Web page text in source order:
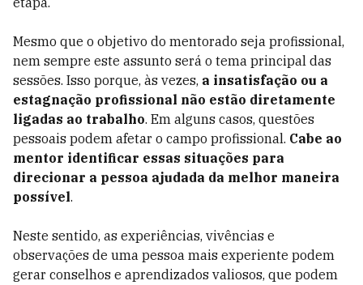
Mesmo que o objetivo do mentorado seja profissional,
nem sempre este assunto será o tema principal das
sessões. Isso porque, às vezes, a insatisfação ou a
estagnação profissional não estão diretamente
ligadas ao trabalho. Em alguns casos, questões
pessoais podem afetar o campo profissional. Cabe ao
mentor identificar essas situações para
direcionar a pessoa ajudada da melhor maneira
possível.
Neste sentido, as experiências, vivências e
observações de uma pessoa mais experiente podem
gerar conselhos e aprendizados valiosos, que podem